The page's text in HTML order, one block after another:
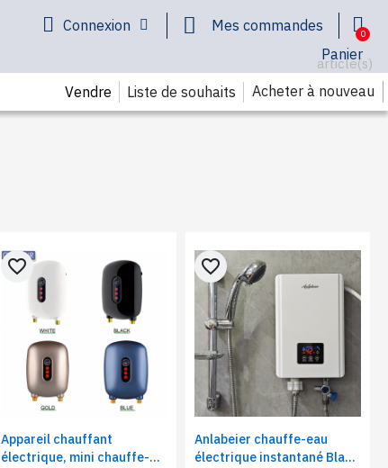
Connexion
Mes commandes
Panier
article(s)
Vendre Liste de souhaits Acheter à nouveau
Appareil chauffant
électrique, mini chauffe-
favorite_border
Anlabeier chauffe-eau
électrique instantané Blanc
favorite_border